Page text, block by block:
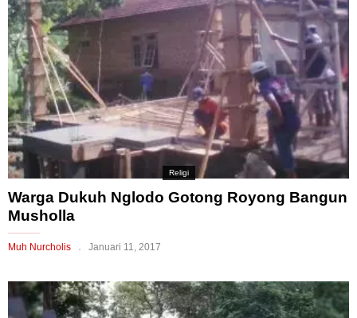
Religi
Warga Dukuh Nglodo Gotong Royong Bangun
Musholla
Muh Nurcholis Januari 11, 2017